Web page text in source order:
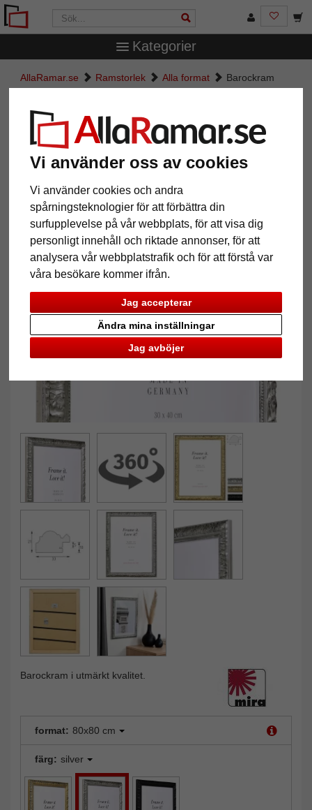
Vi använder oss av cookies
Vi använder cookies och andra
spårningsteknologier för att förbättra din
surfupplevelse på vår webbplats, för att visa dig
personligt innehåll och riktade annonser, för att
analysera vår webbplatstrafik och för att förstå var
våra besökare kommer ifrån.
Jag accepterar
Jag avböjer
Ändra mina inställningar
Kategorier
AllaRamar.se Ramstorlek Alla format
Barockram
Cassis
Barockram Cassis
Tillbaka
Barockram i utmärkt kvalitet.
format: 80x80 cm
färg: silver